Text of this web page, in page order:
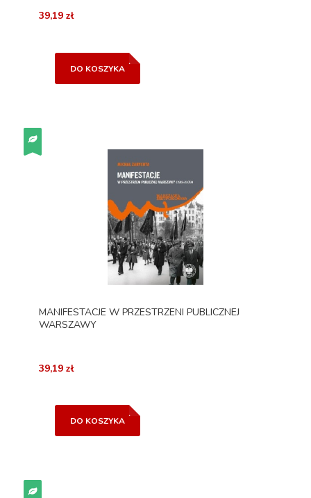
39,19 zł
DO KOSZYKA
MANIFESTACJE W PRZESTRZENI PUBLICZNEJ
WARSZAWY
39,19 zł
DO KOSZYKA